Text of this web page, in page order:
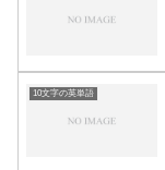
10文字の英単語